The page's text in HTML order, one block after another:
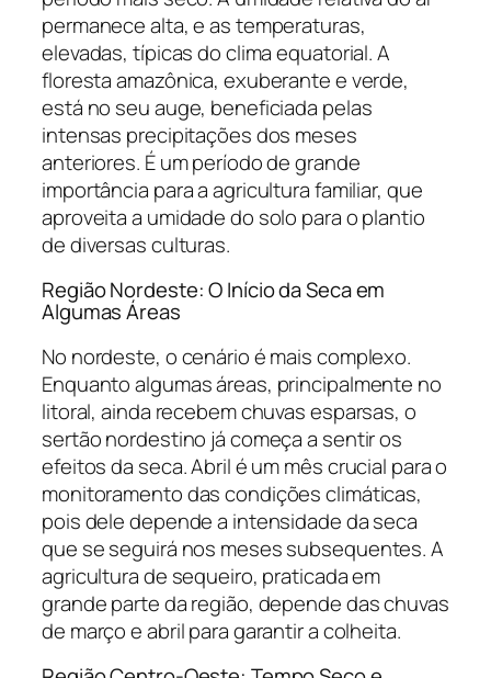
permanece alta, e as temperaturas,
elevadas, típicas do clima equatorial. A
floresta amazônica, exuberante e verde,
está no seu auge, beneficiada pelas
intensas precipitações dos meses
anteriores. É um período de grande
importância para a agricultura familiar, que
aproveita a umidade do solo para o plantio
de diversas culturas.
Região Nordeste: O Início da Seca em
Algumas Áreas
No nordeste, o cenário é mais complexo.
Enquanto algumas áreas, principalmente no
litoral, ainda recebem chuvas esparsas, o
sertão nordestino já começa a sentir os
efeitos da seca. Abril é um mês crucial para o
monitoramento das condições climáticas,
pois dele depende a intensidade da seca
que se seguirá nos meses subsequentes. A
agricultura de sequeiro, praticada em
grande parte da região, depende das chuvas
de março e abril para garantir a colheita.